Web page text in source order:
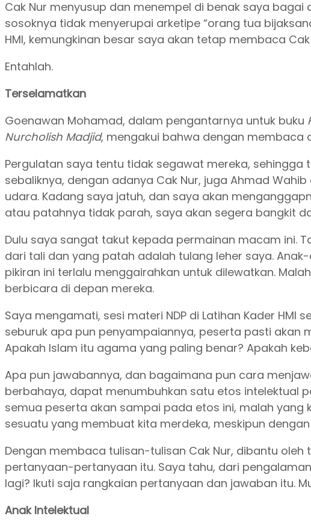
Cak Nur menyusup dan menempel di benak saya
sosoknya tidak menyerupai arketipe “orang tua
HMI, kemungkinan besar saya akan tetap membaca
Entahlah.
Terselamatkan
Goenawan Mohamad, dalam pengantarnya untuk buku
Nurcholish Madjid, mengakui bahwa dengan membaca
Pergulatan saya tentu tidak segawat mereka,
sebaliknya, dengan adanya Cak Nur, juga Ahmad
udara. Kadang saya jatuh, dan saya akan
atau patahnya tidak parah, saya akan segera bangkit
Dulu saya sangat takut kepada permainan macam ini.
dari tali dan yang patah adalah tulang leher saya.
pikiran ini terlalu menggairahkan untuk dilewatkan.
berbicara di depan mereka.
Saya mengamati, sesi materi NDP di Latihan Kader
seburuk apa pun penyampaiannya, peserta pasti
Apakah Islam itu agama yang paling benar? Apakah
Apa pun jawabannya, dan bagaimana pun cara
berbahaya, dapat menumbuhkan satu etos intelektual
semua peserta akan sampai pada etos ini, malah yang
sesuatu yang membuat kita merdeka, meskipun
Dengan membaca tulisan-tulisan Cak Nur, dibantu
pertanyaan-pertanyaan itu. Saya tahu, dari
lagi? Ikuti saja rangkaian pertanyaan dan jawaban itu.
Anak Intelektual